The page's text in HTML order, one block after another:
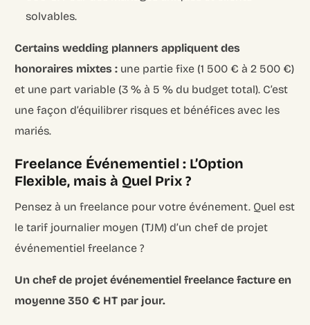
solvables.
Certains wedding planners appliquent des
honoraires mixtes : une partie fixe (1 500 € à 2 500 €)
et une part variable (3 % à 5 % du budget total). C’est
une façon d’équilibrer risques et bénéfices avec les
mariés.
Freelance Événementiel : L’Option
Flexible, mais à Quel Prix ?
Pensez à un freelance pour votre événement. Quel est
le tarif journalier moyen (TJM) d’un chef de projet
événementiel freelance ?
Un chef de projet événementiel freelance facture en
moyenne 350 € HT par jour.